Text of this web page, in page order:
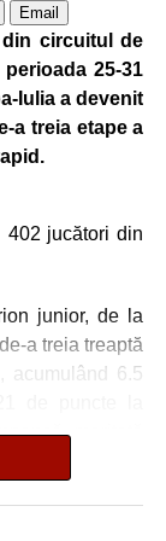
Liubashov,
(86, Tăban),
(78, P.
Similie,
Buțurcă –
Polgar, R.
sursă
Email
din circuitul de
25-31
Iulia a devenit
a treia etape a
402 jucători din
junior, de la
a treia treaptă
acumulând 6.5
meritată
că a fost